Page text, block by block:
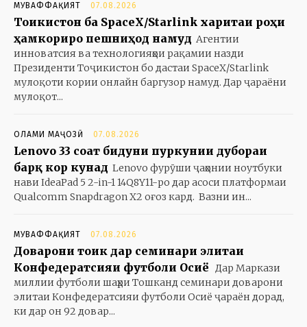
МУВАФФАҚИЯТ 07.08.2026
Тоҷикистон ба SpaceX/Starlink харитаи роҳи
ҳамкориро пешниҳод намуд Агентии
инноватсия ва технологияҳои рақамии назди
Президенти Тоҷикистон бо дастаи SpaceX/Starlink
мулоқоти кории онлайн баргузор намуд. Дар ҷараёни
мулоқот...
ОЛАМИ МАҶОЗӢ 07.08.2026
Lenovo 33 соат бидуни пуркунии дубораи
барқ кор кунад Lenovo фурӯши ҷаҳонии ноутбуки
нави IdeaPad 5 2-in-1 14Q8Y11-ро дар асоси платформаи
Qualcomm Snapdragon X2 оғоз кард. Вазни ин...
МУВАФФАҚИЯТ 07.08.2026
Доварони тоҷик дар семинари элитаи
Конфедератсияи футболи Осиё Дар Маркази
миллии футболи шаҳри Тошканд семинари доварони
элитаи Конфедератсияи футболи Осиё ҷараён дорад,
ки дар он 92 довар...